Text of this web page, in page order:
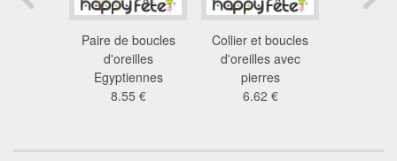
Paire de boucles
d'oreilles
Egyptiennes
8.55 €
Collier et boucles
d'oreilles avec
pierres
6.62 €